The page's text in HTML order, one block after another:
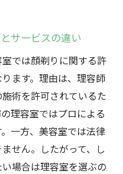
サービスの違い
では顏剃りに関する許
ます。理由は、理容師
術を許可されているた
理容室ではプロによる
一方、美容室では法律
せん。したがって、し
場合は理容室を選ぶの